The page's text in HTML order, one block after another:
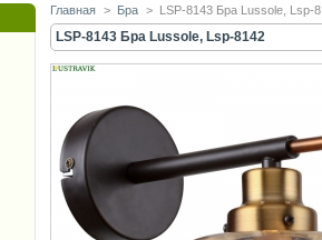
Главная > Бра > LSP-8143 Бра Lussole, Lsp-
LSP-8143 Бра Lussole, Lsp-8142